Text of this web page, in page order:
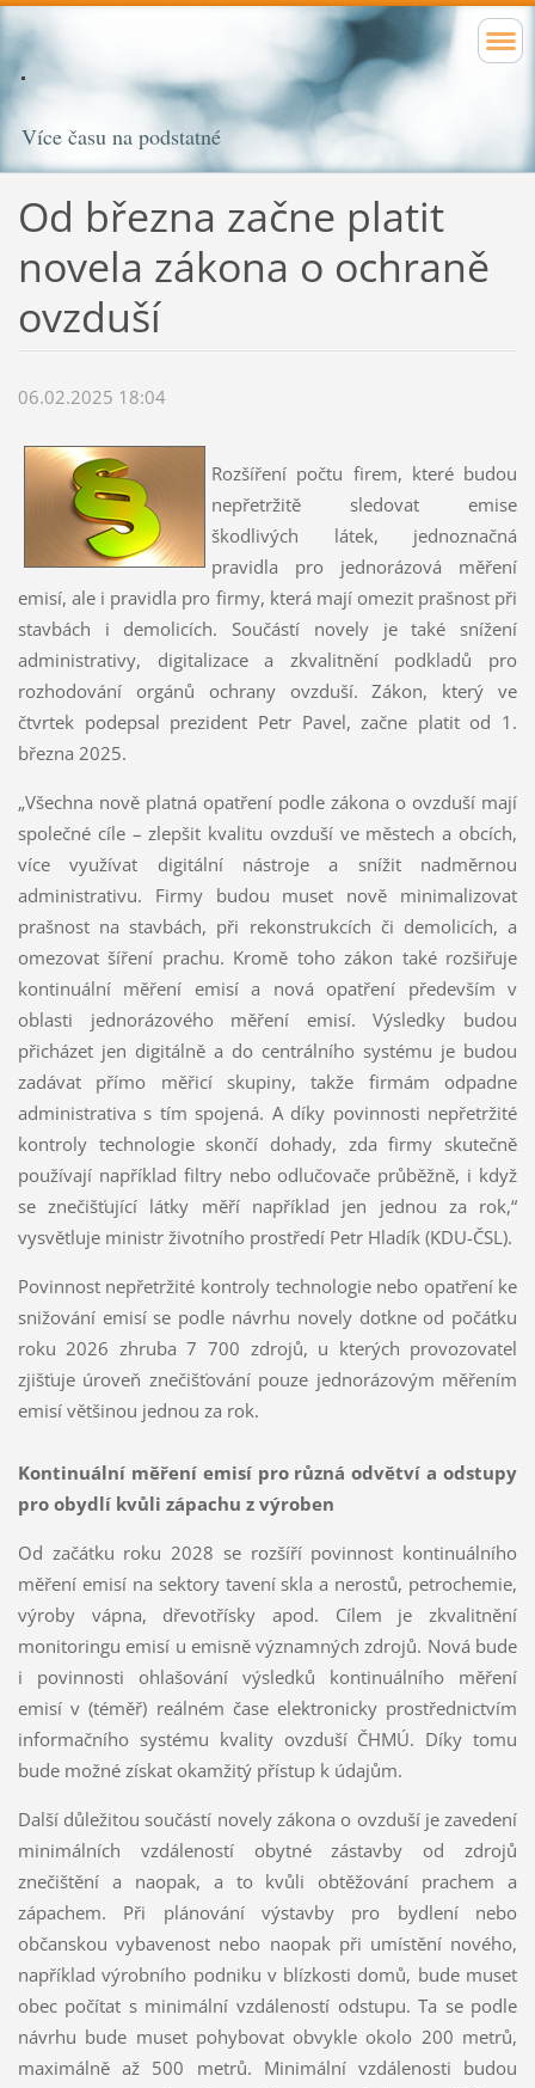
Více času na podstatné
Od března začne platit
novela zákona o ochraně
ovzduší
06.02.2025 18:04
Rozšíření počtu firem, které budou
nepřetržitě sledovat emise
škodlivých látek, jednoznačná
pravidla pro jednorázová měření
emisí, ale i pravidla pro firmy, která mají omezit prašnost při
stavbách i demolicích. Součástí novely je také snížení
administrativy, digitalizace a zkvalitnění podkladů pro
rozhodování orgánů ochrany ovzduší. Zákon, který ve
čtvrtek podepsal prezident Petr Pavel, začne platit od 1.
března 2025.
„Všechna nově platná opatření podle zákona o ovzduší mají
společné cíle – zlepšit kvalitu ovzduší ve městech a obcích,
více využívat digitální nástroje a snížit nadměrnou
administrativu. Firmy budou muset nově minimalizovat
prašnost na stavbách, při rekonstrukcích či demolicích, a
omezovat šíření prachu. Kromě toho zákon také rozšiřuje
kontinuální měření emisí a nová opatření především v
oblasti jednorázového měření emisí. Výsledky budou
přicházet jen digitálně a do centrálního systému je budou
zadávat přímo měřicí skupiny, takže firmám odpadne
administrativa s tím spojená. A díky povinnosti nepřetržité
kontroly technologie skončí dohady, zda firmy skutečně
používají například filtry nebo odlučovače průběžně, i když
se znečišťující látky měří například jen jednou za rok,“
vysvětluje ministr životního prostředí Petr Hladík (KDU-ČSL).
Povinnost nepřetržité kontroly technologie nebo opatření ke
snižování emisí se podle návrhu novely dotkne od počátku
roku 2026 zhruba 7 700 zdrojů, u kterých provozovatel
zjišťuje úroveň znečišťování pouze jednorázovým měřením
emisí většinou jednou za rok.
Kontinuální měření emisí pro různá odvětví a odstupy
pro obydlí kvůli zápachu z výroben
Od začátku roku 2028 se rozšíří povinnost kontinuálního
měření emisí na sektory tavení skla a nerostů, petrochemie,
výroby vápna, dřevotřísky apod. Cílem je zkvalitnění
monitoringu emisí u emisně významných zdrojů. Nová bude
i povinnosti ohlašování výsledků kontinuálního měření
emisí v (téměř) reálném čase elektronicky prostřednictvím
informačního systému kvality ovzduší ČHMÚ. Díky tomu
bude možné získat okamžitý přístup k údajům.
Další důležitou součástí novely zákona o ovzduší je zavedení
minimálních vzdáleností obytné zástavby od zdrojů
znečištění a naopak, a to kvůli obtěžování prachem a
zápachem. Při plánování výstavby pro bydlení nebo
občanskou vybavenost nebo naopak při umístění nového,
například výrobního podniku v blízkosti domů, bude muset
obec počítat s minimální vzdáleností odstupu. Ta se podle
návrhu bude muset pohybovat obvykle okolo 200 metrů,
maximálně až 500 metrů. Minimální vzdálenosti budou